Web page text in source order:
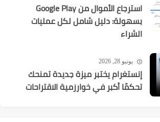
استرجاع الأموال من Google Play
بسهولة: دليل شامل لكل عمليات
الشراء
يونيو 28, 2026
إنستغرام يختبر ميزة جديدة تمنحك
تحكمًا أكبر في خوارزمية الاقتراحات